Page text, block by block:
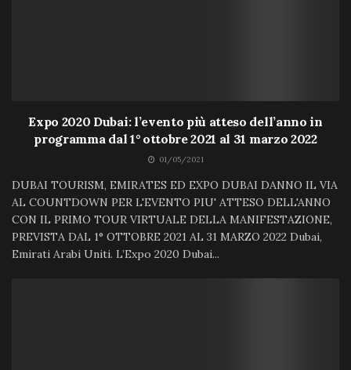
Expo 2020 Dubai: l’evento più atteso dell’anno in
programma dal 1° ottobre 2021 al 31 marzo 2022
01/05/2021
DUBAI TOURISM, EMIRATES ED EXPO DUBAI DANNO IL VIA
AL COUNTDOWN PER L'EVENTO PIU' ATTESO DELL'ANNO
CON IL PRIMO TOUR VIRTUALE DELLA MANIFESTAZIONE,
PREVISTA DAL 1° OTTOBRE 2021 AL 31 MARZO 2022 Dubai,
Emirati Arabi Uniti. L’Expo 2020 Dubai...